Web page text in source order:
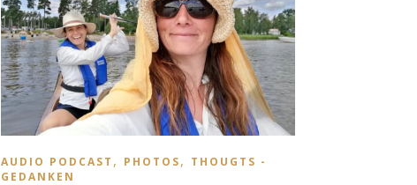
AUDIO PODCAST , PHOTOS, THOUGTS -
GEDANKEN